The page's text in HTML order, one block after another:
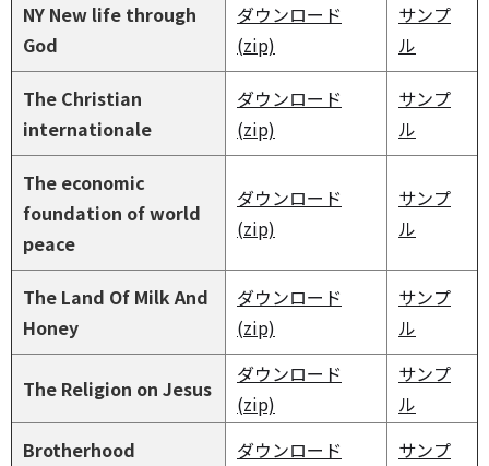
NY New life through
God
ダウンロード
(zip)
サンプ
ル
The Christian
internationale
ダウンロード
(zip)
サンプ
ル
The economic
foundation of world
peace
ダウンロード
(zip)
サンプ
ル
The Land Of Milk And
Honey
ダウンロード
(zip)
サンプ
ル
The Religion on Jesus
ダウンロード
(zip)
サンプ
ル
Brotherhood
ダウンロード
サンプ